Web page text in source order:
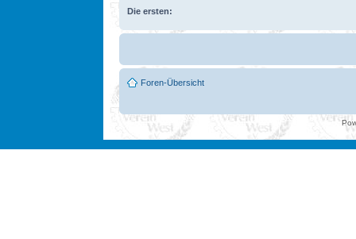
Die ersten:
Foren-Übersicht